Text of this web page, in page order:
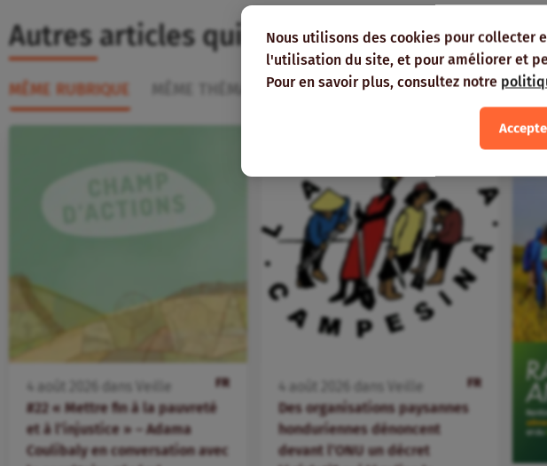
Nous utilisons des cookies pour collecter
l'utilisation du site, et pour améliorer et
Pour en savoir plus, consultez notre
Autres articles qui pourraient vous
MÊME RUBRIQUE MÊME THÉMATIQUE MÊME RÉGION MÊME AUTEUR
FR
août dans
Veille
#22 « Mettre fin à la pauvreté
et à l’injustice » – Adama
Coulibaly en conversation avec
FR
août dans
Veille
Des organisations paysannes
honduriennes dénoncent
devant l’ONU un décret